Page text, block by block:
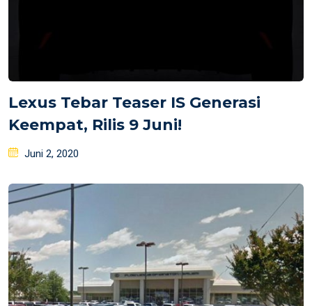
Lexus Tebar Teaser IS Generasi
Keempat, Rilis 9 Juni!
Posted
Juni 2, 2020